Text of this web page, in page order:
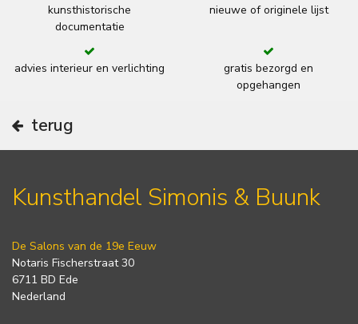
kunsthistorische
documentatie
nieuwe of originele lijst
advies interieur en verlichting
gratis bezorgd en
opgehangen
terug
Kunsthandel Simonis & Buunk
De Salons van de 19e Eeuw
Notaris Fischerstraat 30
6711 BD Ede
Nederland